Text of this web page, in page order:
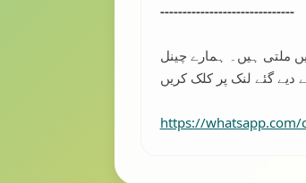
------------------------------
ملتی ہیں۔ ہمارے چینل
https://whatsapp.com/